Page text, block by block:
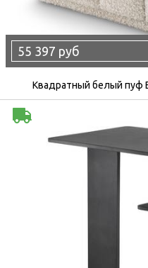
55 397 руб
Квадратный белый пуф